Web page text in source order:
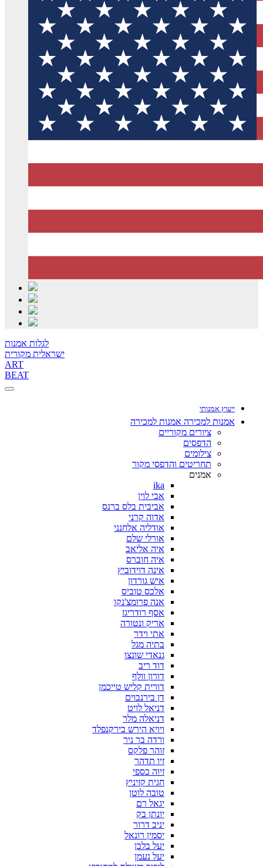
לגלות אמנות
ישראלית מקורית
ART
BEAT
ייעוץ אמנותי
אמנות למכירה אמנות למכירה
ציורים מקוריים
הדפסים
צילומים
תחריטים והדפסי מקור
אמנים
ika
אבי לוין
אביבית בלס ברנס
אדוה קרני
אודליה אלחנני
אורלי שלם
איה אליאב
איה חוברס
אינה דוידוביץ
איש גורדון
אלכס טוביס
אנה פרומצ'נקו
אסף רודריגז
אריק ונטורה
אתי וידר
בתיה מגל
גנאדי שונצו
דוד ריב
דורון וולף
דורית קליש טייכמן
דן בירנבוים
דניאל לויט
דניאלה מלר
ויויא הירש בירקנפלד
ורדה בר ניר
זוהר פלקס
זיו תדהר
זיוה כספי
חגית קזיניץ
טובה לוטן
יגאל רם
יונתן בק
יניב דרור
יסמין רונאל
יעל בלבן
יעל נעמן